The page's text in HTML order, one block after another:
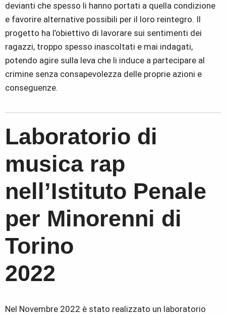
devianti che spesso li hanno portati a quella condizione
e favorire alternative possibili per il loro reintegro. Il
progetto ha l’obiettivo di lavorare sui sentimenti dei
ragazzi, troppo spesso inascoltati e mai indagati,
potendo agire sulla leva che li induce a partecipare al
crimine senza consapevolezza delle proprie azioni e
conseguenze.
Laboratorio di
musica rap
nell’Istituto Penale
per Minorenni di
Torino
2022
Nel Novembre 2022 è stato realizzato un laboratorio